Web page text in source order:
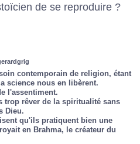
de se reproduire ?
contemporain de religion, étant
science nous en libèrent.
l'assentiment.
trop rêver de la spiritualité sans
Dieu.
qu'ils pratiquent bien une
en Brahma, le créateur du